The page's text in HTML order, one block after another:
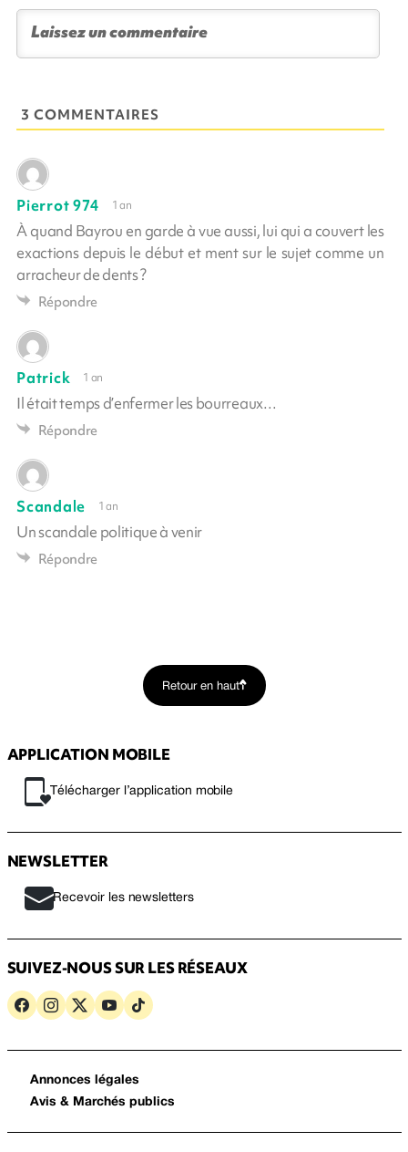
3 COMMENTAIRES
Pierrot 974 1 an
À quand Bayrou en garde à vue aussi, lui qui a couvert les
exactions depuis le début et ment sur le sujet comme un
arracheur de dents ?
Répondre
Patrick 1 an
Il était temps d’enfermer les bourreaux…
Répondre
Scandale 1 an
Un scandale politique à venir
Répondre
Retour en haut
APPLICATION MOBILE
Télécharger l’application mobile
NEWSLETTER
Recevoir les newsletters
SUIVEZ-NOUS SUR LES RÉSEAUX
Annonces légales
Avis & Marchés publics